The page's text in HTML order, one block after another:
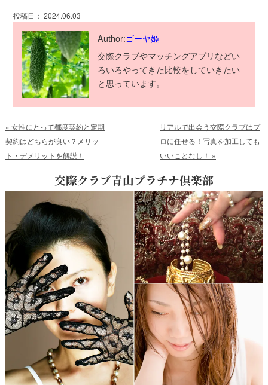
投稿日： 2024.06.03
Author:ゴーヤ姫
交際クラブやマッチングアプリなどい
ろいろやってきた比較をしていきたい
と思っています。
« 女性にとって都度契約と定期
契約はどちらが良い？メリッ
ト・デメリットを解説！
リアルで出会う交際クラブはプ
ロに任せる！写真を加工しても
いいことなし！ »
交際クラブ青山プラチナ倶楽部